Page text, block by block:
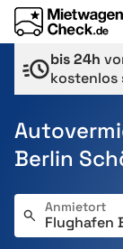
bis 24h
kostenlos
Berlin
Anmietort